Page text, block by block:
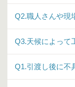
Q2.職人さんや現
Q3.天候によって
Q1.引渡し後に不